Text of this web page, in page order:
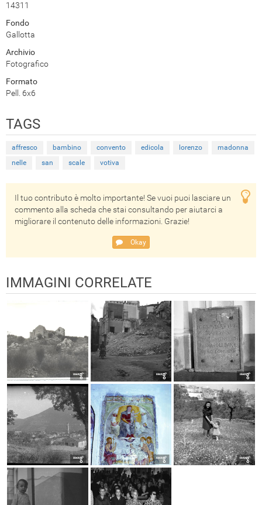
14311
Fondo
Gallotta
Archivio
Fotografico
Formato
Pell. 6x6
TAGS
affresco bambino convento edicola lorenzo
madonna
nelle
san scale votiva
Il tuo contributo è molto importante! Se vuoi puoi lasciare un
commento alla scheda che stai consultando per aiutarci a
migliorare il contenuto delle informazioni. Grazie!
Okay
IMMAGINI CORRELATE